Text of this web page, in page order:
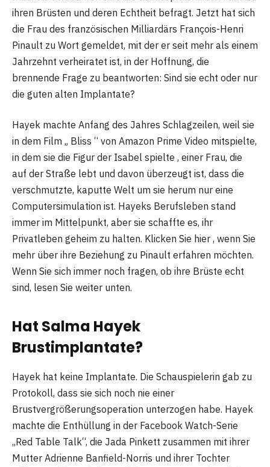
ihren Brüsten und deren Echtheit befragt. Jetzt hat sich
die Frau des französischen Milliardärs François-Henri
Pinault zu Wort gemeldet, mit der er seit mehr als einem
Jahrzehnt verheiratet ist, in der Hoffnung, die
brennende Frage zu beantworten: Sind sie echt oder nur
die guten alten Implantate?
Hayek machte Anfang des Jahres Schlagzeilen, weil sie
in dem Film „ Bliss “ von Amazon Prime Video mitspielte,
in dem sie die Figur der Isabel spielte , einer Frau, die
auf der Straße lebt und davon überzeugt ist, dass die
verschmutzte, kaputte Welt um sie herum nur eine
Computersimulation ist. Hayeks Berufsleben stand
immer im Mittelpunkt, aber sie schaffte es, ihr
Privatleben geheim zu halten. Klicken Sie hier , wenn Sie
mehr über ihre Beziehung zu Pinault erfahren möchten.
Wenn Sie sich immer noch fragen, ob ihre Brüste echt
sind, lesen Sie weiter unten.
Hat Salma Hayek
Brustimplantate?
Hayek hat keine Implantate. Die Schauspielerin gab zu
Protokoll, dass sie sich noch nie einer
Brustvergrößerungsoperation unterzogen habe. Hayek
machte die Enthüllung in der Facebook Watch-Serie
„Red Table Talk“, die Jada Pinkett zusammen mit ihrer
Mutter Adrienne Banfield-Norris und ihrer Tochter